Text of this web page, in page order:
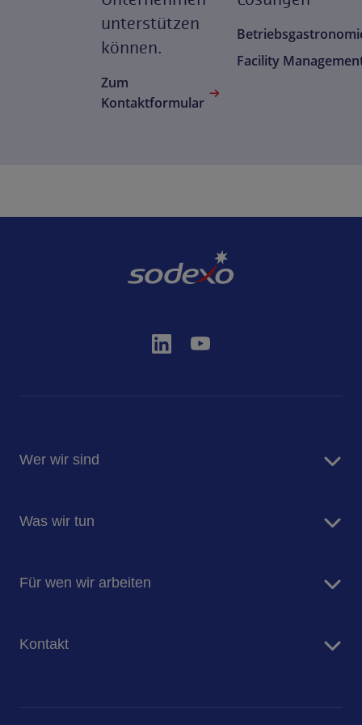
unterstützen
können.
Zum
Kontaktformular
Facility
Wer wir sind
Newsroom
Für die Menschen und für den Planeten
Was wir tun
Facility Management Services
Für wen wir arbeiten
Senioren
Kontakt